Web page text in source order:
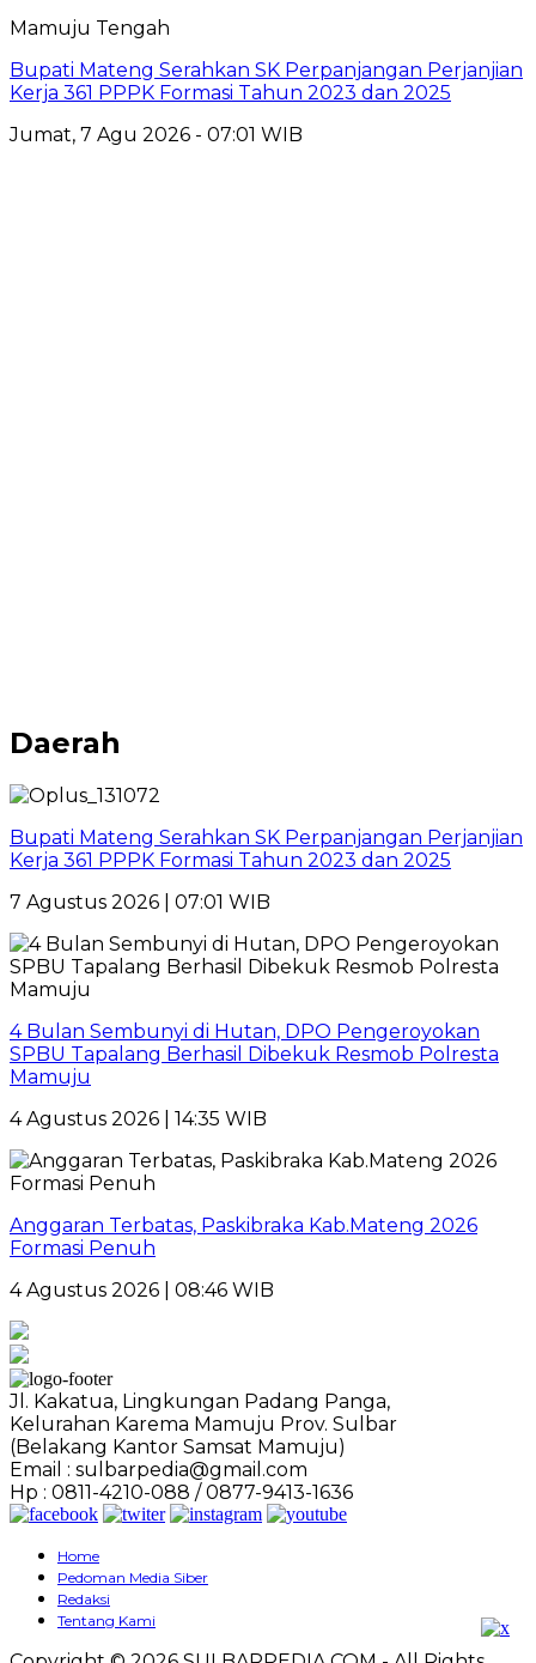
Mamuju Tengah
Bupati Mateng Serahkan SK Perpanjangan Perjanjian
Kerja 361 PPPK Formasi Tahun 2023 dan 2025
Jumat, 7 Agu 2026 - 07:01 WIB
Daerah
Bupati Mateng Serahkan SK Perpanjangan Perjanjian
Kerja 361 PPPK Formasi Tahun 2023 dan 2025
7 Agustus 2026 | 07:01 WIB
4 Bulan Sembunyi di Hutan, DPO Pengeroyokan
SPBU Tapalang Berhasil Dibekuk Resmob Polresta
Mamuju
4 Agustus 2026 | 14:35 WIB
Anggaran Terbatas, Paskibraka Kab.Mateng 2026
Formasi Penuh
4 Agustus 2026 | 08:46 WIB
Jl. Kakatua, Lingkungan Padang Panga,
Kelurahan Karema Mamuju Prov. Sulbar
(Belakang Kantor Samsat Mamuju)
Email : sulbarpedia@gmail.com
Hp : 0811-4210-088 / 0877-9413-1636
Home
Pedoman Media Siber
Redaksi
Tentang Kami